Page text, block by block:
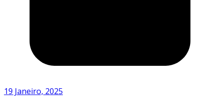
19 Janeiro, 2025